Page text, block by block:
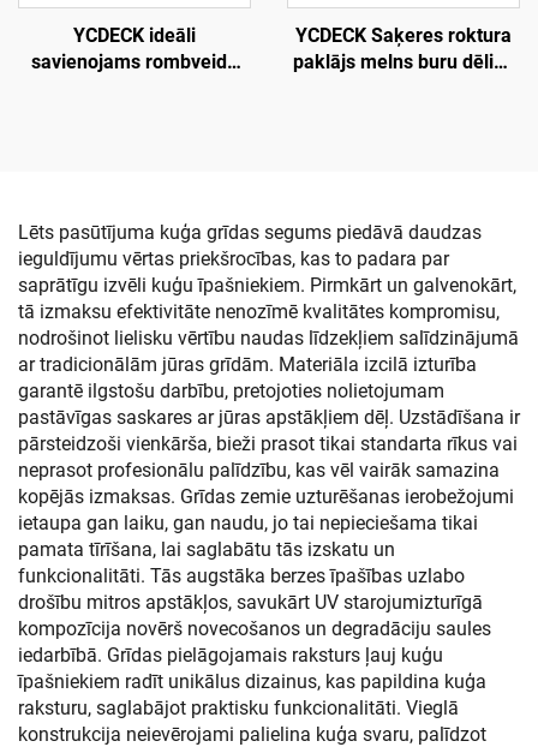
YCDECK ideāli
savienojams rombveida
laivai, sūfboardam,
kajakam
YCDECK Saķeres roktura
paklājs melns buru dēlim,
Lēts pasūtījuma kuģa grīdas segums piedāvā daudzas
ieguldījumu vērtas priekšrocības, kas to padara par
saprātīgu izvēli kuģu īpašniekiem. Pirmkārt un galvenokārt,
tā izmaksu efektivitāte nenozīmē kvalitātes kompromisu,
nodrošinot lielisku vērtību naudas līdzekļiem salīdzinājumā
ar tradicionālām jūras grīdām. Materiāla izcilā izturība
garantē ilgstošu darbību, pretojoties nolietojumam
pastāvīgas saskares ar jūras apstākļiem dēļ. Uzstādīšana ir
pārsteidzoši vienkārša, bieži prasot tikai standarta rīkus vai
neprasot profesionālu palīdzību, kas vēl vairāk samazina
kopējās izmaksas. Grīdas zemie uzturēšanas ierobežojumi
ietaupa gan laiku, gan naudu, jo tai nepieciešama tikai
pamata tīrīšana, lai saglabātu tās izskatu un
funkcionalitāti. Tās augstāka berzes īpašības uzlabo
drošību mitros apstākļos, savukārt UV starojumizturīgā
kompozīcija novērš novecošanos un degradāciju saules
iedarbībā. Grīdas pielāgojamais raksturs ļauj kuģu
īpašniekiem radīt unikālus dizainus, kas papildina kuģa
raksturu, saglabājot praktisku funkcionalitāti. Vieglā
konstrukcija neievērojami palielina kuģa svaru, palīdzot